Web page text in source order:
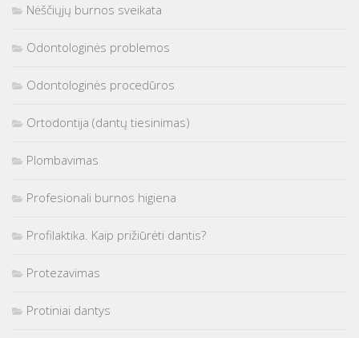
Nėščiųjų burnos sveikata
Odontologinės problemos
Odontologinės procedūros
Ortodontija (dantų tiesinimas)
Plombavimas
Profesionali burnos higiena
Profilaktika. Kaip prižiūrėti dantis?
Protezavimas
Protiniai dantys